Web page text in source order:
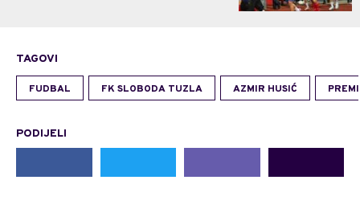
TAGOVI
FUDBAL FK SLOBODA TUZLA AZMIR HUSIĆ
PODIJELI